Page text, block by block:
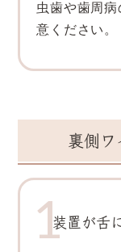
虫歯や歯周
意ください。
裏側ワ
装置が舌